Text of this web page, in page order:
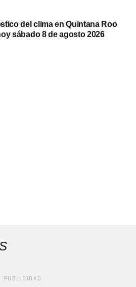
del clima en Quintana Roo
sábado 8 de agosto 2026
PUBLICIDAD